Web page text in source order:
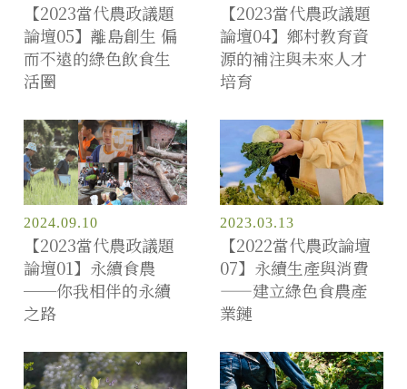
【2023當代農政議題
論壇05】離島創生 偏
而不遠的綠色飲食生
活圈
【2023當代農政議題
論壇04】鄉村教育資
源的補注與未來人才
培育
2024.09.10
【2023當代農政議題
論壇01】永續食農
──你我相伴的永續
之路
2023.03.13
【2022當代農政論壇
07】永續生產與消費
——建立綠色食農產
業鏈